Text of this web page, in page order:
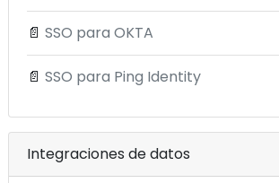
📄 SSO para OKTA
📄 SSO para Ping Identity
Integraciones de datos